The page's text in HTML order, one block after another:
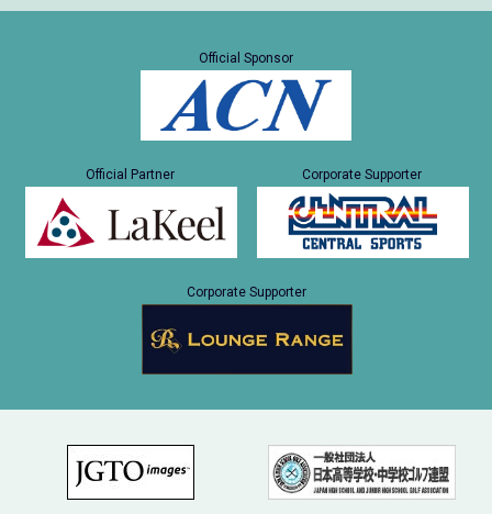
Official Sponsor
Official Partner Corporate Supporter
Corporate Supporter